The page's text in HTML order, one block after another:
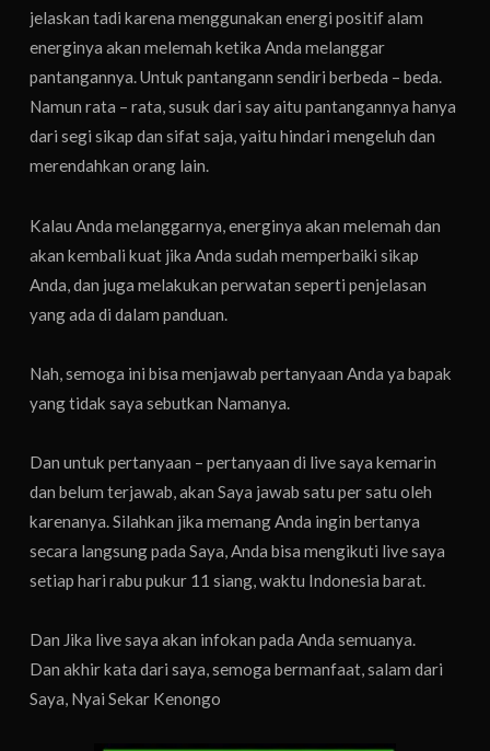
jelaskan tadi karena menggunakan energi positif alam
energinya akan melemah ketika Anda melanggar
pantangannya. Untuk pantangann sendiri berbeda – beda.
Namun rata – rata, susuk dari say aitu pantangannya hanya
dari segi sikap dan sifat saja, yaitu hindari mengeluh dan
merendahkan orang lain.
Kalau Anda melanggarnya, energinya akan melemah dan
akan kembali kuat jika Anda sudah memperbaiki sikap
Anda, dan juga melakukan perwatan seperti penjelasan
yang ada di dalam panduan.
Nah, semoga ini bisa menjawab pertanyaan Anda ya bapak
yang tidak saya sebutkan Namanya.
Dan untuk pertanyaan – pertanyaan di live saya kemarin
dan belum terjawab, akan Saya jawab satu per satu oleh
karenanya. Silahkan jika memang Anda ingin bertanya
secara langsung pada Saya, Anda bisa mengikuti live saya
setiap hari rabu pukur 11 siang, waktu Indonesia barat.
Dan Jika live saya akan infokan pada Anda semuanya.
Dan akhir kata dari saya, semoga bermanfaat, salam dari
Saya, Nyai Sekar Kenongo